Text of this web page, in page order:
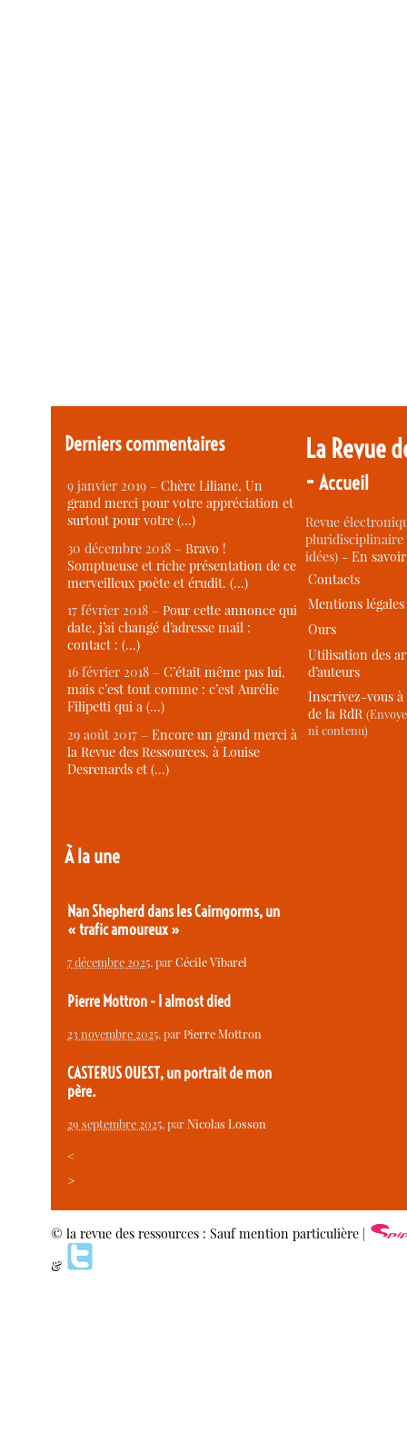
Derniers commentaires
9 janvier 2019 –Chère Liliane, Un
grand merci pour votre appréciation et
surtout pour votre (…)
30 décembre 2018 –Bravo !
Somptueuse et riche présentation de ce
merveilleux poète et érudit. (…)
17 février 2018 –Pour cette annonce qui
date, j’ai changé d’adresse mail :
contact : (…)
16 février 2018 –C’était même pas lui,
mais c’est tout comme : c’est Aurélie
Filipetti qui a (…)
29 août 2017 –Encore un grand merci à
la Revue des Ressources, à Louise
Desrenards et (…)
À la une
Nan Shepherd dans les Cairngorms, un
« trafic amoureux »
7 décembre 2025, parCécile Vibarel
Pierre Mottron - I almost died
23 novembre 2025, parPierre Mottron
CASTERUS OUEST, un portrait de mon
père.
29 septembre 2025, parNicolas Losson
<
>
La Revue
-Accueil
Revue
idées) -En
Contacts
Mentions légales
Ours
Utilisation des
d’auteurs
Inscrivez-vous
de la RdR
ni contenu)
© la revue des ressources : Sauf mention particulière |
&